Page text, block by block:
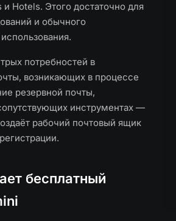
и Hotels. Этого достаточно для
и обычного
потребностей в
возникающих в процессе
резервной почты,
инструментах —
рабочий почтовый ящик
бесплатный